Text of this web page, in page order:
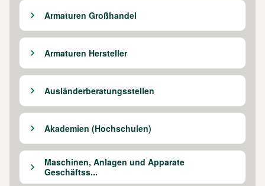
Armaturen Großhandel
Armaturen Hersteller
Ausländerberatungsstellen
Akademien (Hochschulen)
Maschinen, Anlagen und Apparate
Geschäftss...